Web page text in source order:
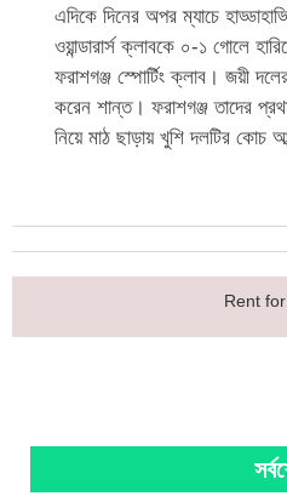
এদিকে দিনের অপর ম্যাচে
ওয়ান্ডারার্স ক্লাবকে ০-১ গোলে
ফরাশগঞ্জ স্পোর্টিং ক্লাব। জয়ী
করেন শান্ত। ফরাশগঞ্জ তাদের
নিয়ে মাঠ ছাড়ায় খুশি দলটির কোচ
Rent